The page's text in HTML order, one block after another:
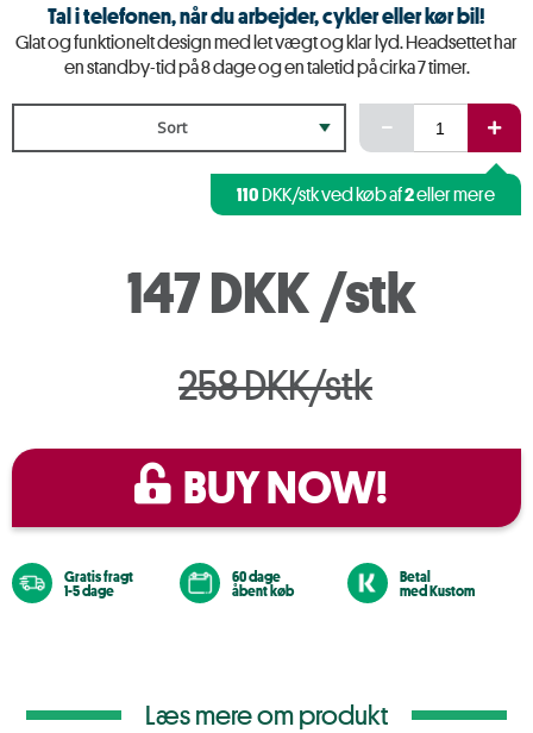
Tal i telefonen, når du arbejder, cykler eller kør bil!
Glat og funktionelt design med let vægt og klar lyd. Headsettet har
en standby-tid på 8 dage og en taletid på cirka 7 timer.
Sort
110DKK/stk ved køb af2eller mere
147 DKK/stk
258 DKK/stk
BUY NOW!
Gratis fragt
1-5 dage
60 dage
åbent køb
Betal
med Kustom
Læs mere om produkt